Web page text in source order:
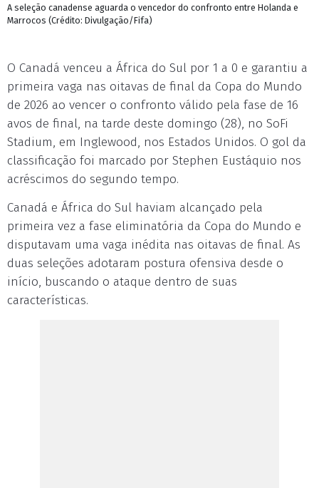
A seleção canadense aguarda o vencedor do confronto entre Holanda e
Marrocos (Crédito: Divulgação/Fifa)
O Canadá venceu a África do Sul por 1 a 0 e garantiu a
primeira vaga nas oitavas de final da Copa do Mundo
de 2026 ao vencer o confronto válido pela fase de 16
avos de final, na tarde deste domingo (28), no SoFi
Stadium, em Inglewood, nos Estados Unidos. O gol da
classificação foi marcado por Stephen Eustáquio nos
acréscimos do segundo tempo.
Canadá e África do Sul haviam alcançado pela
primeira vez a fase eliminatória da Copa do Mundo e
disputavam uma vaga inédita nas oitavas de final. As
duas seleções adotaram postura ofensiva desde o
início, buscando o ataque dentro de suas
características.